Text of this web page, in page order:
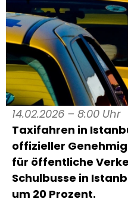
14.02.2026 – 8:00 Uhr
Taxifahren in
offizieller
für öffentliche
Schulbusse in
um 20 Prozent.